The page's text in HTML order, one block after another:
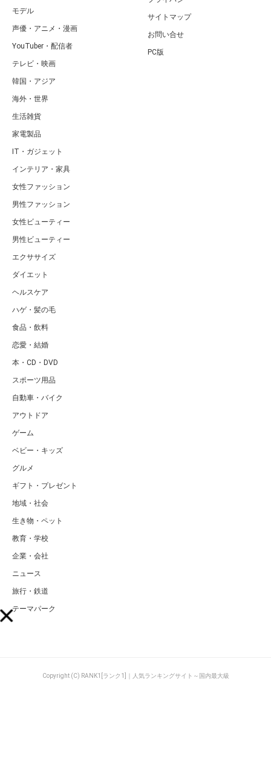
モデル
声優・アニメ・漫画
YouTuber・配信者
テレビ・映画
韓国・アジア
海外・世界
生活雑貨
家電製品
IT・ガジェット
インテリア・家具
女性ファッション
男性ファッション
女性ビューティー
男性ビューティー
エクササイズ
ダイエット
ヘルスケア
ハゲ・髪の毛
食品・飲料
恋愛・結婚
本・CD・DVD
スポーツ用品
自動車・バイク
アウトドア
ゲーム
ベビー・キッズ
グルメ
ギフト・プレゼント
地域・社会
生き物・ペット
教育・学校
企業・会社
ニュース
旅行・鉄道
テーマパーク
サイトマップ
お問い合せ
PC版
Copyright (C) RANK1[ランク1]｜人気ランキングサイト～国内最大級